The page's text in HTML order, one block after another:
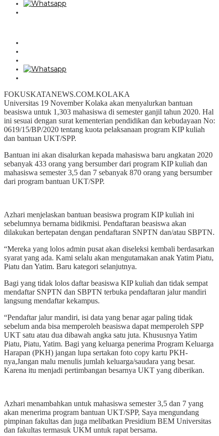
FOKUSKATANEWS.COM.KOLAKA
Universitas 19 November Kolaka akan menyalurkan bantuan
beasiswa untuk 1,303 mahasiswa di semester ganjil tahun 2020. Hal
ini sesuai dengan surat kementerian pendidikan dan kebudayaan No:
0619/15/BP/2020 tentang kuota pelaksanaan program KIP kuliah
dan bantuan UKT/SPP.
Bantuan ini akan disalurkan kepada mahasiswa baru angkatan 2020
sebanyak 433 orang yang bersumber dari program KIP kuliah dan
mahasiswa semester 3,5 dan 7 sebanyak 870 orang yang bersumber
dari program bantuan UKT/SPP.
Azhari menjelaskan bantuan beasiswa program KIP kuliah ini
sebelumnya bernama bidikmisi. Pendaftaran beasiswa akan
dilakukan bertepatan dengan pendaftaran SNPTN dan/atau SBPTN.
“Mereka yang lolos admin pusat akan diseleksi kembali berdasarkan
syarat yang ada. Kami selalu akan mengutamakan anak Yatim Piatu,
Piatu dan Yatim. Baru kategori selanjutnya.
Bagi yang tidak lolos daftar beasiswa KIP kuliah dan tidak sempat
mendaftar SNPTN dan SBPTN terbuka pendaftaran jalur mandiri
langsung mendaftar kekampus.
“Pendaftar jalur mandiri, isi data yang benar agar paling tidak
sebelum anda bisa memperoleh beasiswa dapat memperoleh SPP
UKT satu atau dua dibawah angka satu juta. Khususnya Yatim
Piatu, Piatu, Yatim. Bagi yang keluarga penerima Program Keluarga
Harapan (PKH) jangan lupa sertakan foto copy kartu PKH-
nya,Jangan malu menulis jumlah keluarga/saudara yang besar.
Karena itu menjadi pertimbangan besarnya UKT yang diberikan.
Azhari menambahkan untuk mahasiswa semester 3,5 dan 7 yang
akan menerima program bantuan UKT/SPP, Saya mengundang
pimpinan fakultas dan juga melibatkan Presidium BEM Universitas
dan fakultas termasuk UKM untuk rapat bersama.